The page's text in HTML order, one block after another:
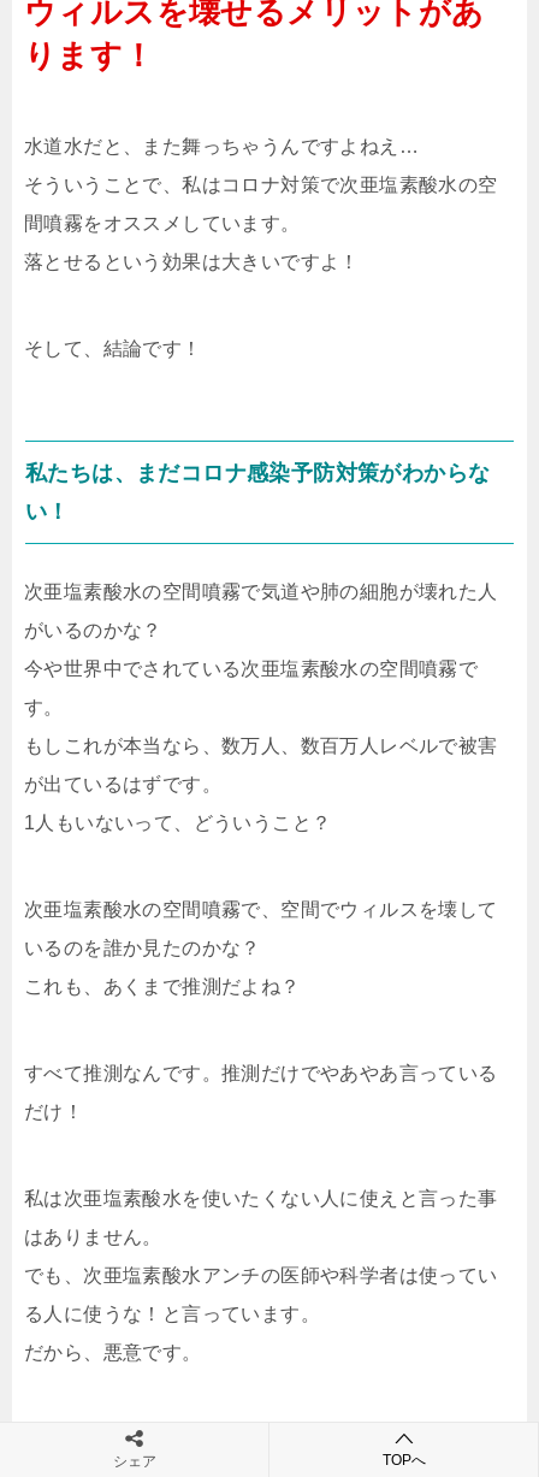
ウィルスを壊せるメリットがあ
ります！
水道水だと、また舞っちゃうんですよねえ…
そういうことで、私はコロナ対策で次亜塩素酸水の空
間噴霧をオススメしています。
落とせるという効果は大きいですよ！
そして、結論です！
私たちは、まだコロナ感染予防対策がわからな
い！
次亜塩素酸水の空間噴霧で気道や肺の細胞が壊れた人
がいるのかな？
今や世界中でされている次亜塩素酸水の空間噴霧で
す。
もしこれが本当なら、数万人、数百万人レベルで被害
が出ているはずです。
1人もいないって、どういうこと？
次亜塩素酸水の空間噴霧で、空間でウィルスを壊して
いるのを誰か見たのかな？
これも、あくまで推測だよね？
すべて推測なんです。推測だけでやあやあ言っている
だけ！
私は次亜塩素酸水を使いたくない人に使えと言った事
はありません。
でも、次亜塩素酸水アンチの医師や科学者は使ってい
る人に使うな！と言っています。
だから、悪意です。
まだ、コロナは誰にもわからな
シェア TOPへ